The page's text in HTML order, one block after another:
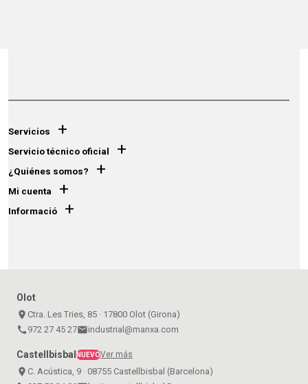
Servicios +
Servicio técnico oficial +
¿Quiénes somos? +
Mi cuenta +
Informació +
Olot
place Ctra. Les Tries, 85 · 17800 Olot (Girona)
call 972 27 45 27emailindustrial@manxa.com
CastellbisbalNUEVOVer más
place C. Acústica, 9 · 08755 Castellbisbal (Barcelona)